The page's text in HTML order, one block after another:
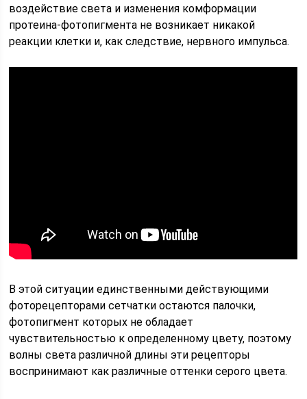
воздействие света и изменения комформации
протеина-фотопигмента не возникает никакой
реакции клетки и, как следствие, нервного импульса.
В этой ситуации единственными действующими
фоторецепторами сетчатки остаются палочки,
фотопигмент которых не обладает
чувствительностью к определенному цвету, поэтому
волны света различной длины эти рецепторы
воспринимают как различные оттенки серого цвета.